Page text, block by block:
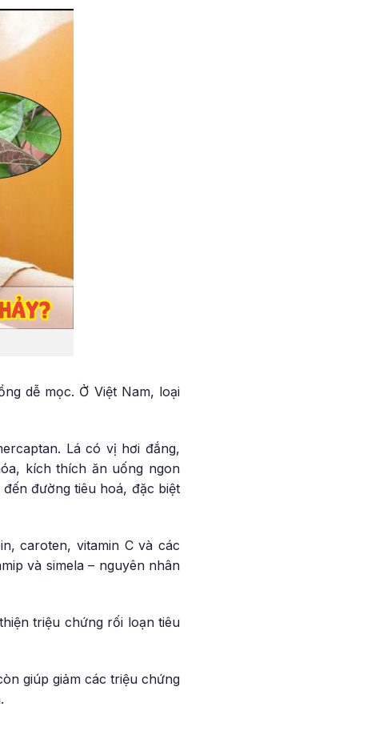
dễ mọc. Ở Việt Nam, loại
Lá có vị hơi đắng,
kích thích ăn uống ngon
đường tiêu hoá, đặc biệt
caroten, vitamin C và các
và simela – nguyên nhân
triệu chứng rối loạn tiêu
giúp giảm các triệu chứng